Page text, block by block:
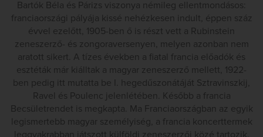
Bartók Béla és Párizs viszonya némileg ellentmondásos:
franciaországi pályája kissé nehézkesen indult, éppen száz
évvel ezelőtt, 1905-ben ő is részt vett a Rubinstein
zeneszerző- és zongoraversenyen, melyen azonban nem
aratott sikert. A tízes években a fiatal francia előadók és
esztéták már kiálltak a magyar zeneszerző mellett, 1922-
ben pedig itt mutatta be I. hegedűszonátáját Sztravinszkij,
Ravel és Poulenc jelenlétében. Később a francia
Becsületrendet is megkapta. Ma Franciaországban az egyik
legismertebb magyar személyiség, a francia koncerttermek
leggyakrabban játszott külföldi zeneszerzői közé tartozik.